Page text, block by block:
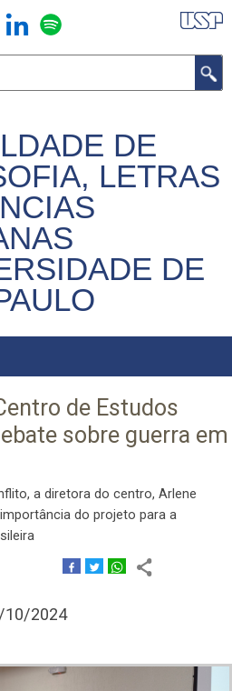
DE
LETRAS
DE
de Estudos
sobre guerra em
a diretora do centro, Arlene
do projeto para a
10/2024